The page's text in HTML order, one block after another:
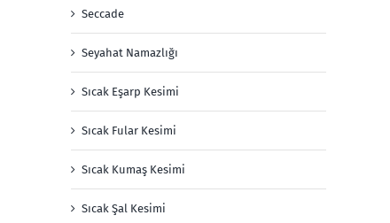
Seccade
Seyahat Namazlığı
Sıcak Eşarp Kesimi
Sıcak Fular Kesimi
Sıcak Kumaş Kesimi
Sıcak Şal Kesimi